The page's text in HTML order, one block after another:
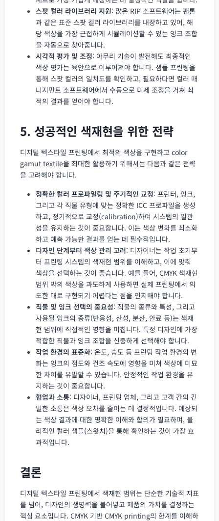
스팟 컬러 라이브러리 지원: 많은 RIP 소프트웨어는 팬톤
과 같은 표준 스팟 컬러 라이브러리를 내장하고 있어, 해
당 색상을 가장 근접하게 시뮬레이션할 수 있는 잉크 조합
을 자동으로 찾아줍니다.
시각적 평가 및 조정: 아무리 기술이 발전해도 최종적인
색상 평가는 육안으로 이루어져야 합니다. 샘플 프린팅을
통해 스팟 컬러의 일치도를 확인하고, 필요하다면 컬러 매
니지먼트 소프트웨어에서 수동으로 미세 조정을 거쳐 최
적의 결과를 얻어야 합니다.
5. 성공적인 색재현을 위한 전략
디지털 텍스타일 프린팅에서 최적의 색상을 구현하고 color
gamut textile을 최대한 활용하기 위해서는 다음과 같은 전략
을 고려해야 합니다.
정확한 컬러 프로파일링 및 주기적인 교정: 프린터, 잉크,
그리고 각 직물 유형에 맞는 정확한 ICC 프로파일을 생성
하고, 정기적으로 교정(calibration)하여 시스템의 일관
성을 유지하는 것이 중요합니다. 이는 색상 변화를 최소화
하고 예측 가능한 결과를 얻는 데 필수적입니다.
디자인 단계부터 색상 관리 고려: 디자이너는 작업 초기부
터 프린팅 시스템의 색재현 범위를 이해하고, 이에 맞춰
색상을 선택하는 것이 좋습니다. 예를 들어, CMYK 색재현
범위 밖의 색상을 과도하게 사용하면 실제 프린팅에서 의
도한 대로 구현되기 어렵다는 점을 인지해야 합니다.
직물 및 잉크 선택의 중요성: 직물의 종류와 특성, 그리고
사용될 잉크의 종류(반응성, 산성, 분산, 안료 등)는 색재
현 범위에 직접적인 영향을 미칩니다. 특정 디자인에 가장
적합한 직물과 잉크 조합을 신중하게 선택해야 합니다.
작업 환경의 표준화: 온도, 습도 등 프린팅 작업 환경의 변
화는 잉크의 점도와 건조 속도에 영향을 미쳐 색상에 미묘
한 차이를 유발할 수 있습니다. 안정적인 작업 환경을 유
지하는 것이 중요합니다.
협업과 소통: 디자이너, 프린팅 업체, 그리고 고객 간의 긴
밀한 소통은 색상 오차를 줄이는 데 결정적입니다. 예상되
는 색상 결과에 대한 명확한 이해와 합의가 필요하며, 물
리적인 컬러 샘플(스왓치)을 통해 확인하는 것이 가장 효
과적입니다.
결론
디지털 텍스타일 프린팅에서 색재현 범위는 단순한 기술적 지표
를 넘어, 디자인의 생명력을 불어넣고 제품의 가치를 결정하는
핵심 요소입니다. CMYK 기반 CMYK printing의 한계를 이해하